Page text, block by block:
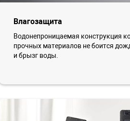
Влагозащита
Водонепроницаемая конструкция
прочных материалов не боится
и брызг воды.